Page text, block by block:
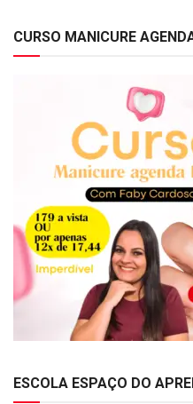
CURSO MANICURE
ESCOLA ESPAÇO DO